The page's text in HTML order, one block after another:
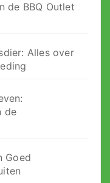
de BBQ Outlet
Alles over
de
Goed